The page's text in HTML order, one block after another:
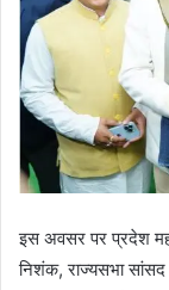
इस अवसर पर प्रदेश
निशंक, राज्यसभा सांसद